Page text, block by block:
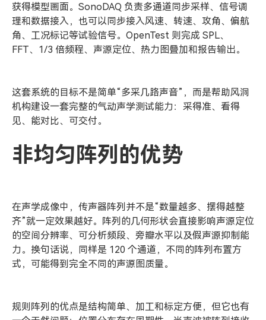
获得模型画面。SonoDAQ 负责多通道同步采样、信号调
理和数据接入，也可以同步接入风速、转速、攻角、偏航
角、工况标记等试验信号。OpenTest 则完成 SPL、
FFT、1/3 倍频程、声源定位、热力图叠加和报告输出。
这套系统的目标不是简单“多采几路声音”，而是帮助风洞
机构建设一套完整的气动声学测试能力：采得准、看得
见、能对比、可交付。
非均匀阵列的优势
在声学成像中，传声器阵列并不是“数量越多、摆得越整
齐”就一定效果越好。阵列的几何形状会直接影响声源定位
的空间分辨率、可分析频段、旁瓣水平以及假声源抑制能
力。换句话说，同样是 120 个通道，不同的阵列布置方
式，可能得到完全不同的声源图质量。
规则阵列的优点是结构简单、加工和标定方便，但它也有